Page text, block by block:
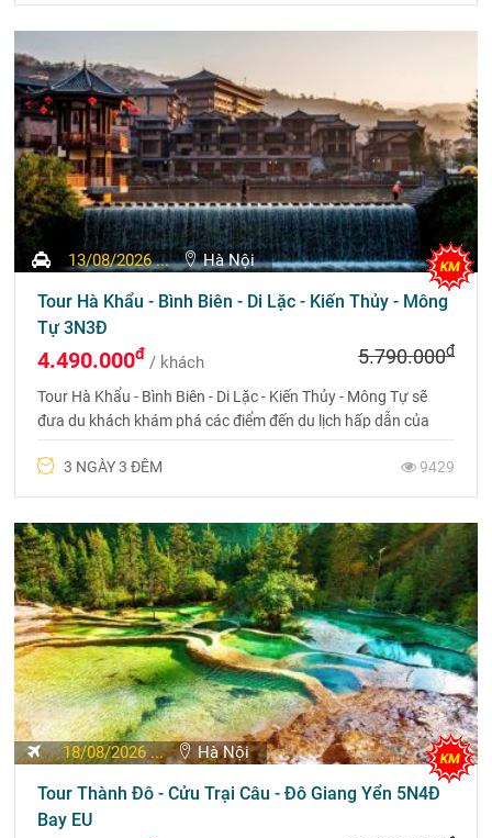
13/08/2026 ... Hà Nội
Tour Hà Khẩu - Bình Biên - Di Lặc - Kiến Thủy - Mông
Tự 3N3Đ
4.490.000đ / khách 5.790.000đ
Tour Hà Khẩu - Bình Biên - Di Lặc - Kiến Thủy - Mông Tự sẽ
đưa du khách khám phá các điểm đến du lịch hấp dẫn của
3 NGÀY 3 ĐÊM
9429
18/08/2026 ... Hà Nội
Tour Thành Đô - Cửu Trại Câu - Đô Giang Yển 5N4Đ
Bay EU